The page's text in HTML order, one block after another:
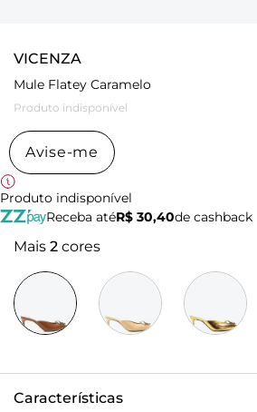
VICENZA
Mule Flatey Caramelo
Produto indisponível
Avise-me
Produto indisponível
Receba atéR$ 30,40de cashback
Mais 2 cores
Características